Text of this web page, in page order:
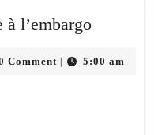
à l’embargoCkb
De
Comment 5:00 am